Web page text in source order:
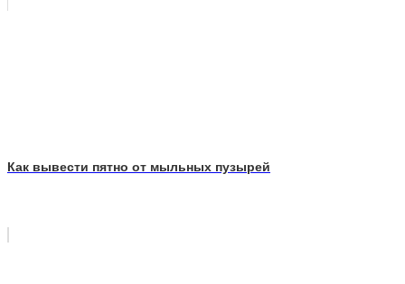
Как вывести пятно от мыльных пузырей